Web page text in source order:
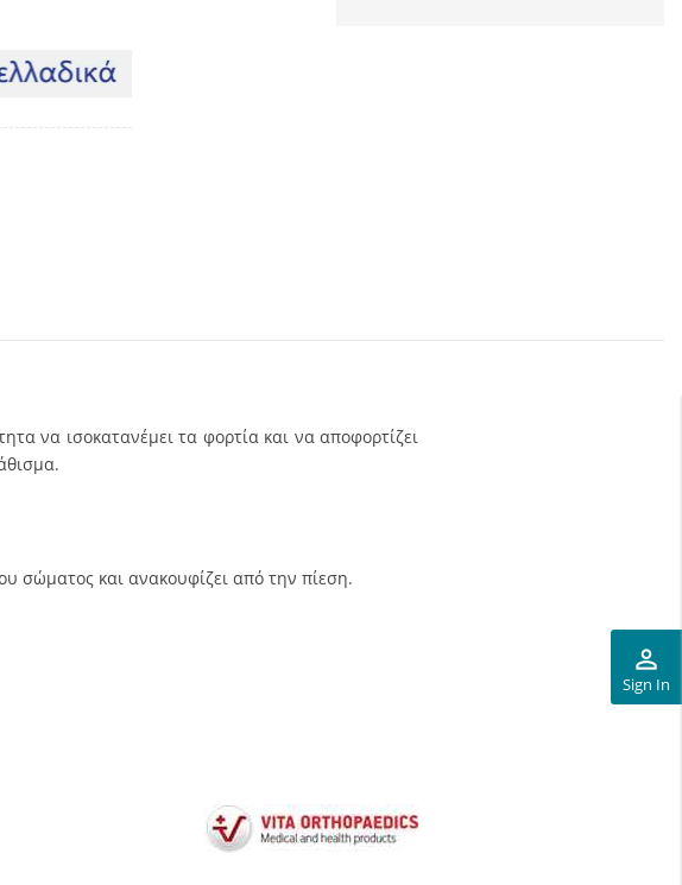
perm_identity
Sign In
να ισοκατανέμει τα φορτία και να αποφορτίζει
σώµατος και ανακουφίζει από την πίεση.